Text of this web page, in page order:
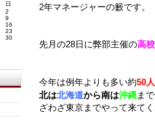
2年マネージャーの籔です。
先月の28日に弊部主催の高
今年は例年よりも多い約50人
北は北海道から南は沖縄ま
ざわざ東京までやって来て
日
2
9
16
23
30